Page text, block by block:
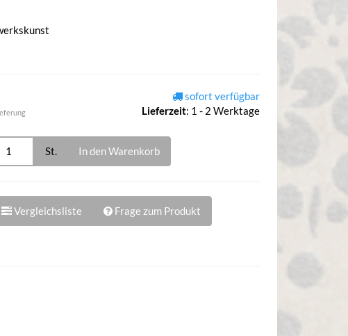
sofort verfügbar
Lieferzeit: 1 - 2 Werktage
St. In den Warenkorb
Vergleichsliste Frage zum Produkt